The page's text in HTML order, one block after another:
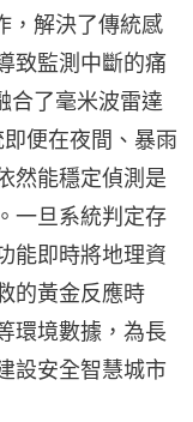
，解決了傳統感
致監測中斷的痛
合了毫米波雷達
便在夜間、暴雨
然能穩定偵測是
一旦系統判定存
能即時將地理資
的黃金反應時
環境數據，為長
設安全智慧城市